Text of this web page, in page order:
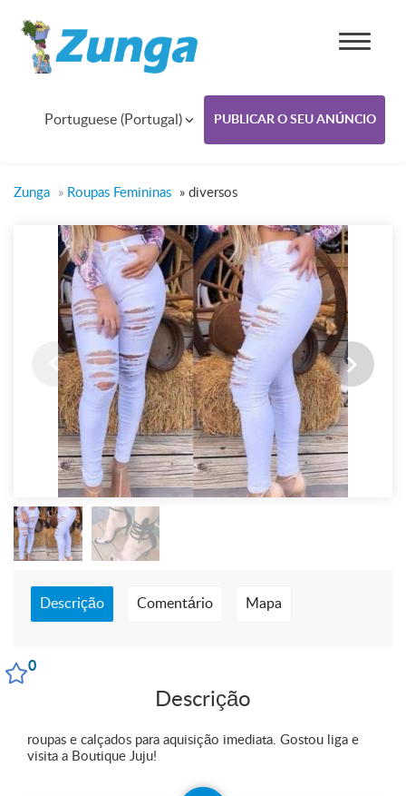
0
Portuguese (Portugal) PUBLICAR O SEU ANÚNCIO
Zunga » Roupas Femininas » diversos
Descrição Comentário Mapa
Descrição
roupas e calçados para aquisição imediata. Gostou liga e
visita a Boutique Juju!